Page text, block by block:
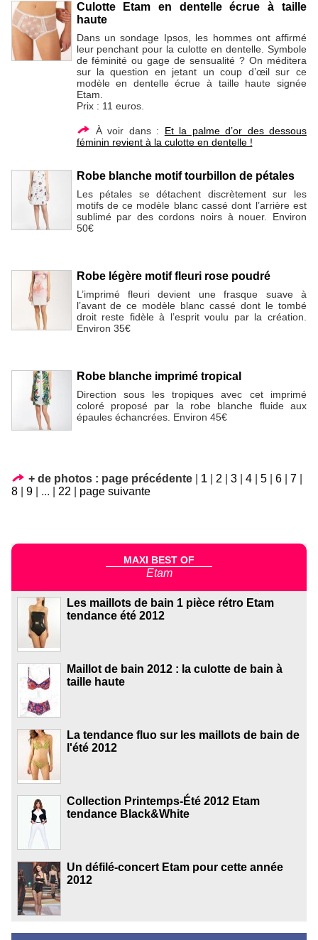
Culotte Etam en dentelle écrue à taille
haute
Dans un sondage Ipsos, les hommes ont affirmé
leur penchant pour la culotte en dentelle. Symbole
de féminité ou gage de sensualité ? On méditera
sur la question en jetant un coup d’œil sur ce
modèle en dentelle écrue à taille haute signée
Etam.
Prix : 11 euros.
À voir dans : Et la palme d’or des dessous
féminin revient à la culotte en dentelle !
Robe blanche motif tourbillon de pétales
Les pétales se détachent discrètement sur les
motifs de ce modèle blanc cassé dont l’arrière est
sublimé par des cordons noirs à nouer. Environ
50€
Robe légère motif fleuri rose poudré
L’imprimé fleuri devient une frasque suave à
l’avant de ce modèle blanc cassé dont le tombé
droit reste fidèle à l’esprit voulu par la création.
Environ 35€
Robe blanche imprimé tropical
Direction sous les tropiques avec cet imprimé
coloré proposé par la robe blanche fluide aux
épaules échancrées. Environ 45€
+ de photos : page précédente 1 2 3 4 5 6 7
8
9 ... 22 page suivante
MAXI BEST OF
Etam
Les maillots de bain 1 pièce rétro Etam
tendance été 2012
Maillot de bain 2012 : la culotte de bain à
taille haute
La tendance fluo sur les maillots de bain de
l'été 2012
Collection Printemps-Été 2012 Etam
tendance Black&White
Un défilé-concert Etam pour cette année
2012